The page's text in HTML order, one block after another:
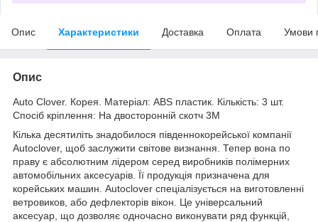
Опис Характеристики Доставка Оплата Умови
Опис
Auto Clover. Корея. Матеріал: ABS пластик. Кількість: 3 шт.
Спосіб кріплення: На двосторонній скотч 3М
Кілька десятиліть знадобилося південнокорейської компанії
Autoclover, щоб заслужити світове визнання. Тепер вона по
праву є абсолютним лідером серед виробників полімерних
автомобільних аксесуарів. Її продукція призначена для
корейських машин. Autoclover спеціалізується на виготовленні
ветровиков, або дефлекторів вікон. Це універсальний
аксесуар, що дозволяє одночасно виконувати ряд функцій,